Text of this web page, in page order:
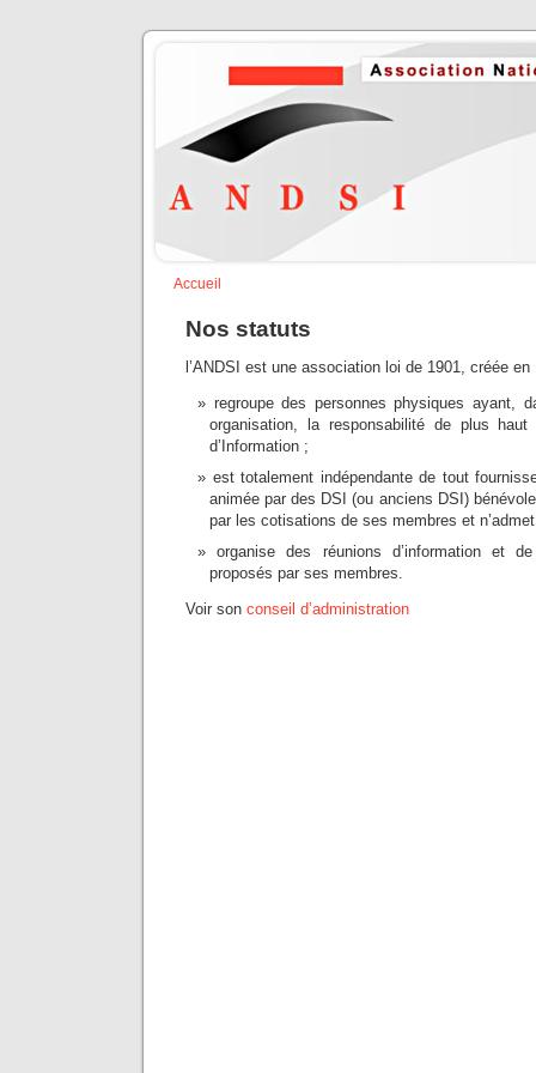
Accueil
Nos statuts
l’ANDSI est une association loi de 1901, créée
regroupe des personnes physiques ayant,
organisation, la responsabilité de plus
d’Information ;
est totalement indépendante de tout
animée par des DSI (ou anciens DSI)
par les cotisations de ses membres et
organise des réunions d’information et
proposés par ses membres.
Voir son conseil d’administration